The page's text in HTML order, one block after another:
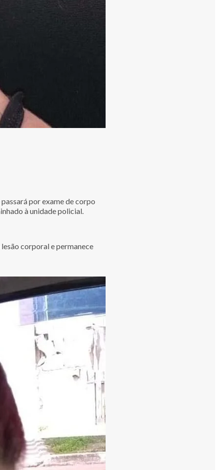
por exame de corpo
à unidade policial.
corporal e permanece